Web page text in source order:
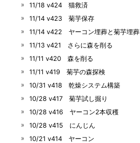
11/18 v424 猫救済
11/14 v423 菊芋保存
11/14 v422 ヤーコン埋葬と菊芋埋葬
11/13 v421 さらに森を削る
11/11 v420 森を削る
11/11 v419 菊芋の森探検
10/31 v418 乾燥システム構築
10/28 v417 菊芋試し掘り
10/28 v416 ヤーコン2本収穫
10/28 v415 にんじん
10/21 v414 ヤーコン